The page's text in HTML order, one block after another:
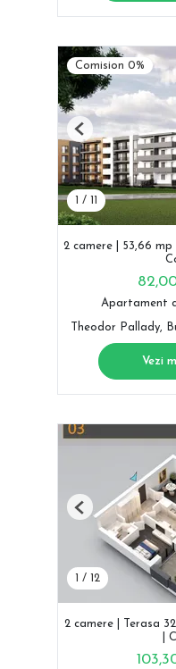
Comision 0%
1 / 11
Previous
2 camere | 53,66 mp
Apartament
Theodor Pallady,
Vezi
/ 12
Previous
2 camere | Terasa
|